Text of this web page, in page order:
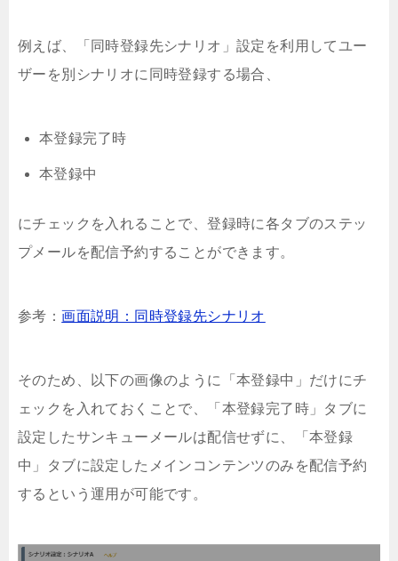
例えば、「同時登録先シナリオ」設定を利用してユー
ザーを別シナリオに同時登録する場合、
本登録完了時
本登録中
にチェックを入れることで、登録時に各タブのステッ
プメールを配信予約することができます。
参考：画面説明：同時登録先シナリオ
そのため、以下の画像のように「本登録中」だけにチ
ェックを入れておくことで、「本登録完了時」タブに
設定したサンキューメールは配信せずに、「本登録
中」タブに設定したメインコンテンツのみを配信予約
するという運用が可能です。